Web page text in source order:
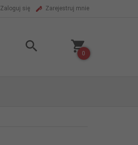
Zaloguj się Zarejestruj mnie
0